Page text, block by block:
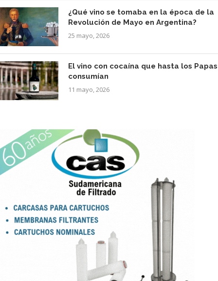
¿Qué vino se tomaba en la época de la
Revolución de Mayo en Argentina?
25 mayo, 2026
El vino con cocaína que hasta los Papas
consumían
11 mayo, 2026